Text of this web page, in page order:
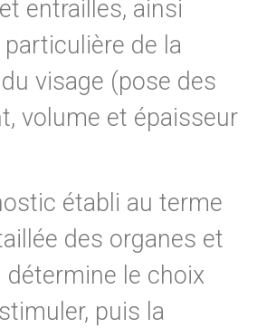
entrailles, ainsi
particulière de la
visage (pose des
volume et épaisseur
établi au terme
des organes et
détermine le choix
puis la